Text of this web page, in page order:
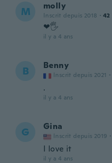
M molly
Inscrit depuis 2018 · 42
❤🖐
il y a 4 ans
B Benny
Inscrit depuis 2021 ·
.
il y a 4 ans
G Gina
Inscrit depuis 2019 ·
I love it
il y a 4 ans